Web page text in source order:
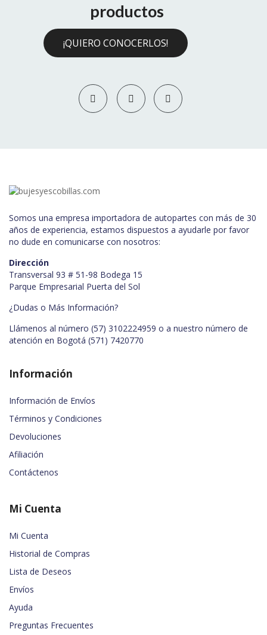
productos
¡QUIERO CONOCERLOS!
Somos una empresa importadora de autopartes con más de 30
años de experiencia, estamos dispuestos a ayudarle por favor
no dude en comunicarse con nosotros:
Dirección
Transversal 93 # 51-98 Bodega 15
Parque Empresarial Puerta del Sol
¿Dudas o Más Información?
Llámenos al número (57) 3102224959 o a nuestro número de
atención en Bogotá (571) 7420770
Información
Información de Envíos
Términos y Condiciones
Devoluciones
Afiliación
Contáctenos
Mi Cuenta
Mi Cuenta
Historial de Compras
Lista de Deseos
Envíos
Ayuda
Preguntas Frecuentes